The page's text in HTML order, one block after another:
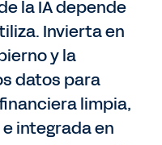
la IA depende
Invierta en
y la
datos para
limpia,
integrada en